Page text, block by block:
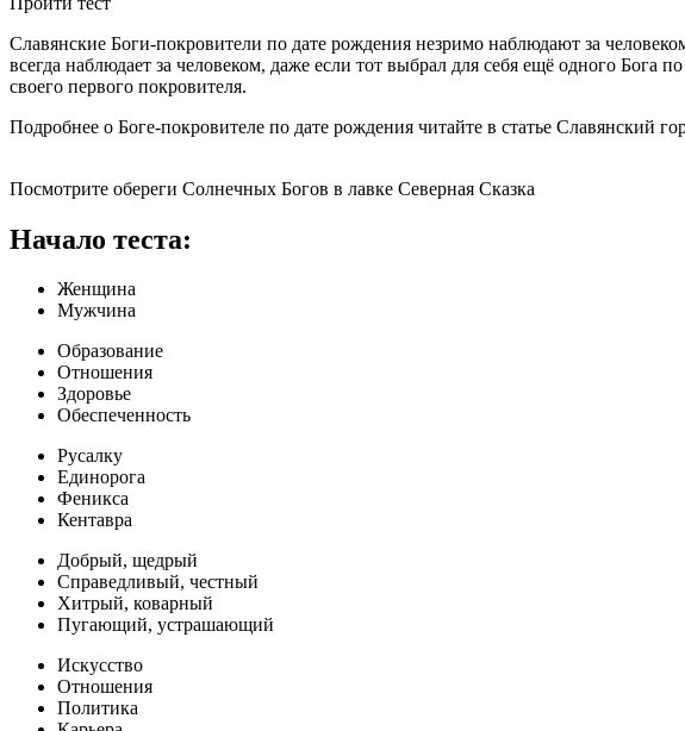
Славянские Боги-покровители по дате рождения незримо наблюдают за
всегда наблюдает за человеком, даже если тот выбрал для себя ещё одного
своего первого покровителя.
Подробнее о Боге-покровителе по дате рождения читайте в статье Славянский
Посмотрите обереги Солнечных Богов в лавке Северная Сказка
Начало теста:
Женщина
Мужчина
Образование
Отношения
Здоровье
Обеспеченность
Русалку
Единорога
Феникса
Кентавра
Добрый, щедрый
Справедливый, честный
Хитрый, коварный
Пугающий, устрашающий
Искусство
Отношения
Политика